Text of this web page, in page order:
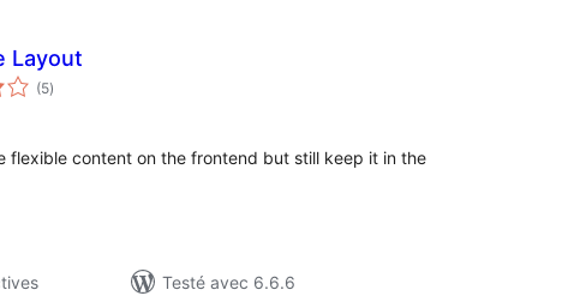
Layout
(5notes
en
)
flexible content on the frontend but still keep it in the
Testé avec 6.6.6